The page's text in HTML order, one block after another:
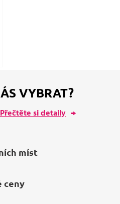
VYBRAT?
si detaily
míst
ceny